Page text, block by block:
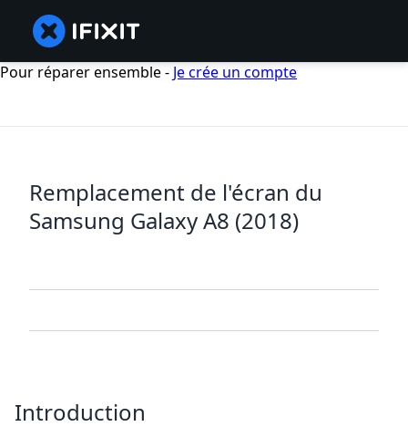
Pour réparer ensemble - Je crée un compte
Remplacement de l'écran du
Samsung Galaxy A8 (2018)
Introduction